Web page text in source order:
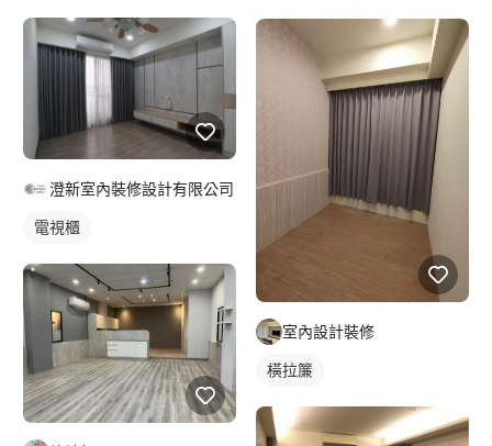
澄新室內裝修設計有限公司
電視櫃
室內設計裝修
橫拉簾